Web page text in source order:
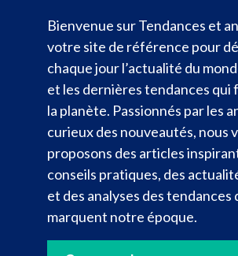
Bienvenue sur Tendances et
votre site de référence pour
chaque jour l’actualité du
et les dernières tendances qui
la planète. Passionnés par les
curieux des nouveautés, nous
proposons des articles
conseils pratiques, des
et des analyses des tendances
marquent notre époque.